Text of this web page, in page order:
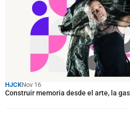
HJCKNov 16
Construir memoria desde el arte, la